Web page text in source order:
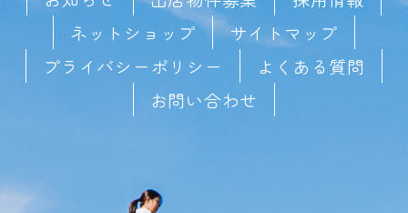
ネットショップ
サイトマップ
プライバシーポリシー
よくある質問
お問い合わせ